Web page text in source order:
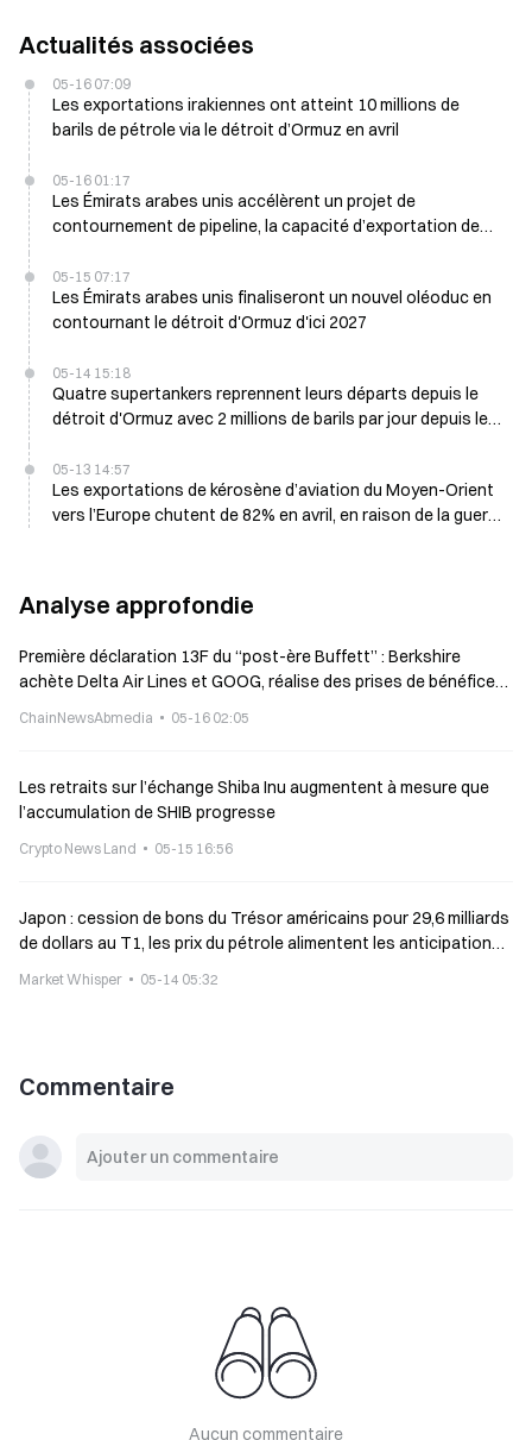
Actualités associées
05-16 07:09
Les exportations irakiennes ont atteint 10 millions de
barils de pétrole via le détroit d’Ormuz en avril
05-16 01:17
Les Émirats arabes unis accélèrent un projet de
contournement de pipeline, la capacité d’exportation de
05-15 07:17
Les Émirats arabes unis finaliseront un nouvel oléoduc en
contournant le détroit d'Ormuz d'ici 2027
05-14 15:18
Quatre supertankers reprennent leurs départs depuis le
détroit d'Ormuz avec 2 millions de barils par jour depuis le
05-13 14:57
Les exportations de kérosène d’aviation du Moyen-Orient
vers l’Europe chutent de 82% en avril, en raison de la guerre
Analyse approfondie
Première déclaration 13F du “post-ère Buffett” : Berkshire
achète Delta Air Lines et GOOG, réalise des prises de bénéfices
ChainNewsAbmedia 05-16 02:05
Les retraits sur l’échange Shiba Inu augmentent à mesure que
l’accumulation de SHIB progresse
Crypto News Land 05-15 16:56
Japon : cession de bons du Trésor américains pour 29,6 milliards
de dollars au T1, les prix du pétrole alimentent les anticipations
Market Whisper 05-14 05:32
Commentaire
Aucun commentaire